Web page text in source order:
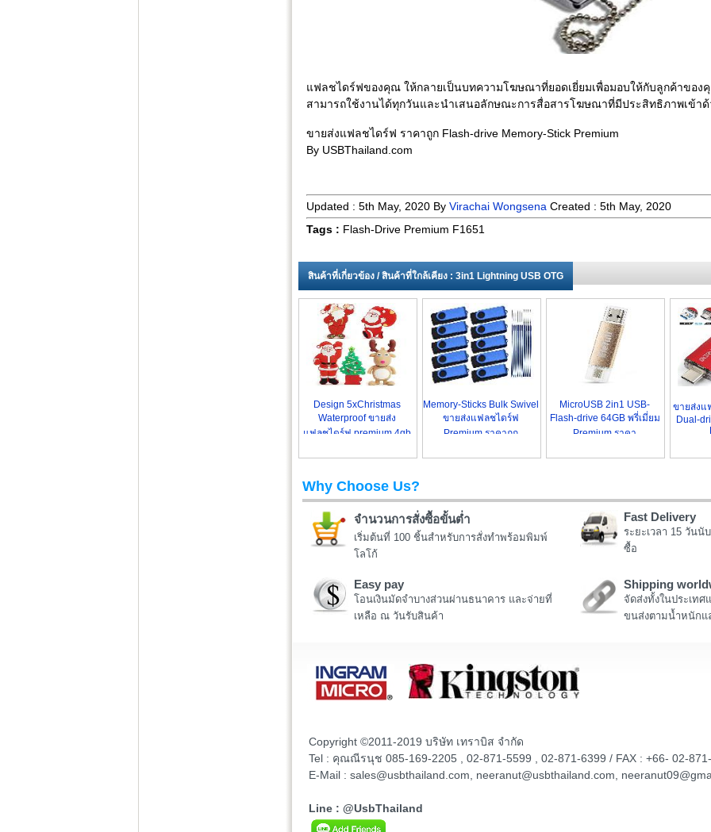
แฟลชไดร์ฟของคุณ ให้กลายเป็นบทความโฆษณาที่ยอดเยี่ยมเพื่อมอบให้กับลูกค้าของ
สามารถใช้งานได้ทุกวันและนำเสนอลักษณะการสื่อสารโฆษณาที่มีประสิทธิภาพเข้า
ขายส่งแฟลชไดร์ฟ ราคาถูก Flash-drive Memory-Stick Premium
By USBThailand.com
Updated : 5th May, 2020 By Virachai Wongsena Created : 5th May, 2020
Tags : Flash-Drive Premium F1651
สินค้าที่เกี่ยวข้อง / สินค้าที่ใกล้เคียง : 3in1 Lightning USB OTG
Design 5xChristmas
Waterproof ขายส่ง
แฟลชไดร์ฟ premium 4gb
Memory-Sticks Bulk Swivel
ขายส่งแฟลชไดร์ฟ
Premium ราคาถูก
MicroUSB 2in1 USB-
Flash-drive 64GB พรี่เมี่ยม
Premium ราคา
ขายส่งแ
Dual-
Why Choose Us?
จำนวนการสั่งซื้อขั้นต่ำ
เริ่มต้นที่ 100 ชิ้นสำหรับการสั่งทำพร้อมพิมพ์
โลโก้
Fast Delivery
ระยะเวลา 15 วัน
ซื้อ
Easy pay
โอนเงินมัดจำบางส่วนผ่านธนาคาร และจ่ายที่
เหลือ ณ วันรับสินค้า
Shipping
จัดส่งทั้งในประเทศ
ขนส่งตามน้ำหนักแ
Copyright ©2011-2019 บริษัท เทราบิส จำกัด
Tel : คุณณีรนุช 085-169-2205 , 02-871-5599 , 02-871-6399 / FAX : +66- 02-
E-Mail : sales@usbthailand.com, neeranut@usbthailand.com,
Line : @UsbThailand